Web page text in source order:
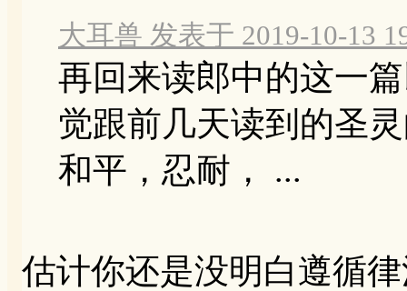
大耳兽 发表于 2019-10-13
再回来读郎中的这一
觉跟前几天读到的圣
和平，忍耐， ...
估计你还是没明白遵循